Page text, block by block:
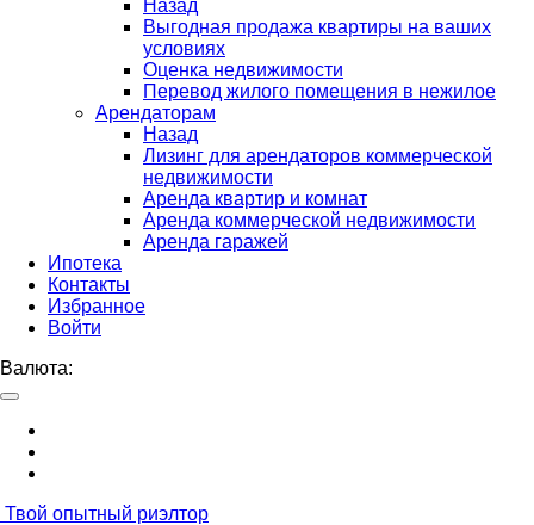
Назад
Выгодная продажа квартиры на ваших
условиях
Оценка недвижимости
Перевод жилого помещения в нежилое
Арендаторам
Назад
Лизинг для арендаторов коммерческой
недвижимости
Аренда квартир и комнат
Аренда коммерческой недвижимости
Аренда гаражей
Ипотека
Контакты
Избранное
Войти
Валюта:
Твой опытный риэлтор